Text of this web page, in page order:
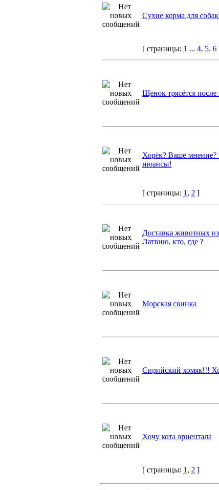
Сухие корма для
[ страницы: 1 ... 4, 5, 6
Щенок трясётся после
Хорёк? Ваше мнение?
нюансы!
[ страницы: 1 , 2 ]
Доставка животных
Латвию, кто, где ?
Морская свинка
Сирийский хомяк!!!
Хочу кота ориентала
[ страницы: 1 , 2 ]